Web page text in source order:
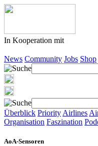
In Kooperation mit
News Community Jobs Shop
Überblick Priority Airlines
Organisation Faszination
AoA-Sensoren